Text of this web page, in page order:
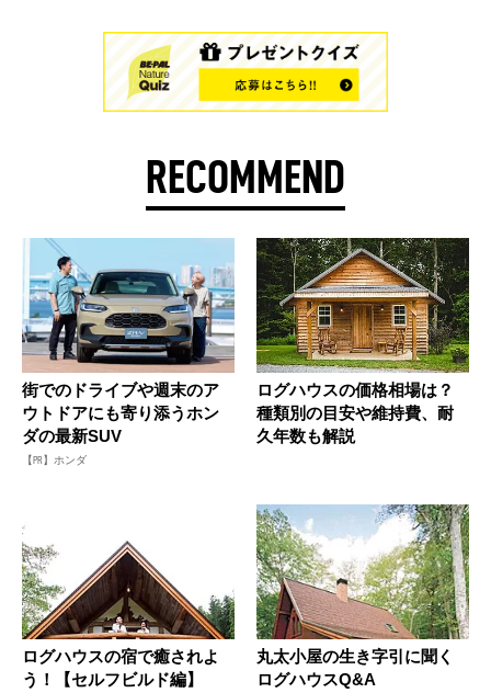
RECOMMEND
街でのドライブや週末のア
ウトドアにも寄り添うホン
ダの最新SUV
【PR】ホンダ
ログハウスの価格相場は？
種類別の目安や維持費、耐
久年数も解説
ログハウスの宿で癒されよ
う！【セルフビルド編】
丸太小屋の生き字引に聞く
ログハウスQ&A